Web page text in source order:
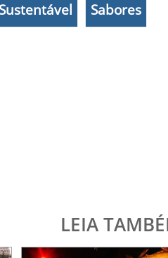
Sustentável Sabores
LEIA